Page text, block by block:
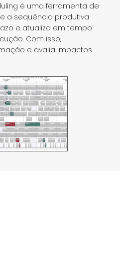
é uma ferramenta de
a sequência produtiva
e atualiza em tempo
Com isso,
e avalia impactos.